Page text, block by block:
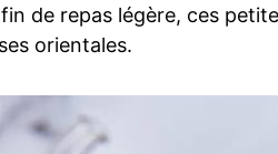
de repas légère, ces
orientales.